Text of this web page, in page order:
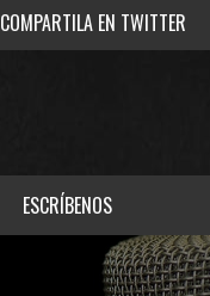
COMPARTILA EN TWITTER
ESCRÍBENOS